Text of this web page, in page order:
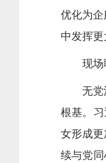
优化为
中发挥更
现场聆
无党派
根基。
女形成
续与党